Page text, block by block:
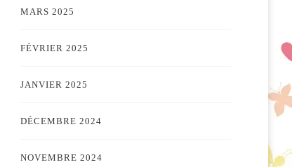
MARS 2025
FÉVRIER 2025
JANVIER 2025
DÉCEMBRE 2024
NOVEMBRE 2024